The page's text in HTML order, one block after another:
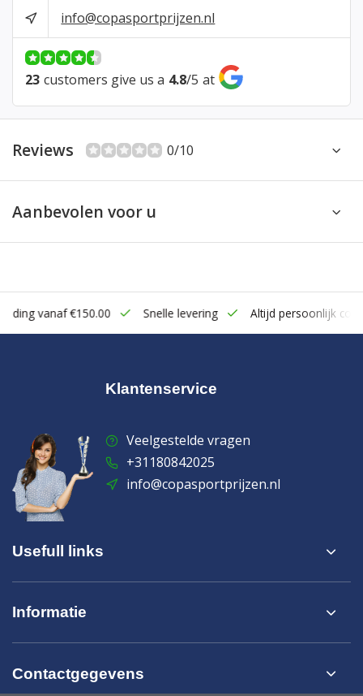
info@copasportprijzen.nl
23 customers give us a 4.8/5 at
Reviews 0/10
Aanbevolen voor u
vanaf €150.00 Snelle levering Altijd persoonlijk
Klantenservice
Veelgestelde vragen
+31180842025
info@copasportprijzen.nl
Usefull links
Informatie
Contactgegevens